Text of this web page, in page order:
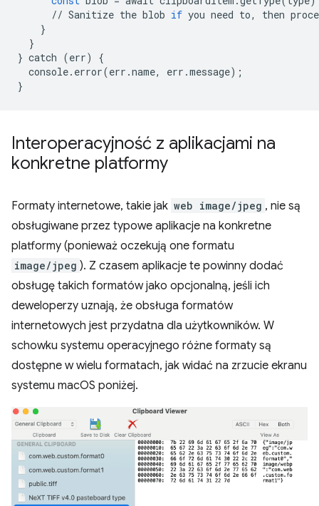
// Sanitize the blob if you need to, then
}
}
} catch (err)
{
console. error(err .name, err .message);
}
Interoperacyjność z aplikacjami na
konkretne platformy
Formaty internetowe, takie jak web image/jpeg , nie są
obsługiwane przez typowe aplikacje na konkretne
platformy (ponieważ oczekują one formatu
image/jpeg ). Z czasem aplikacje te powinny dodać
obsługę takich formatów jako opcjonalną, jeśli ich
deweloperzy uznają, że obsługa formatów
internetowych jest przydatna dla użytkowników. W
schowku systemu operacyjnego różne formaty są
dostępne w wielu formatach, jak widać na zrzucie ekranu
systemu macOS poniżej.